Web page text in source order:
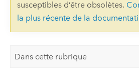
susceptibles d’être obsolètes.
la plus récente de la
Dans cette rubrique